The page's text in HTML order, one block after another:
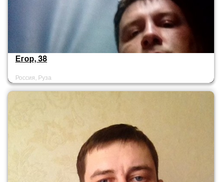
Егор, 38
Россия, Руза